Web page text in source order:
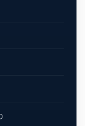
을 통한 해외
무 효율성 개선